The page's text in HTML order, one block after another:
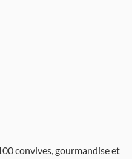
convives, gourmandise et